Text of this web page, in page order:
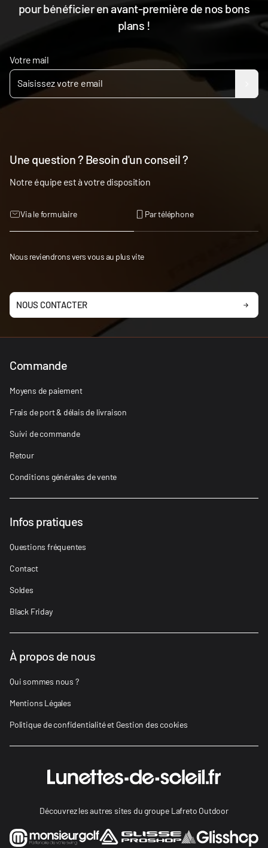
pour bénéficier en avant-première de nos bons
plans !
Votre mail
Une question ? Besoin d'un conseil ?
Notre équipe est à votre disposition
Via le formulaire Par téléphone
Nous reviendrons vers vous au plus vite
NOUS CONTACTER
Commande
Moyens de paiement
Frais de port & délais de livraison
Suivi de commande
Retour
Conditions générales de vente
Infos pratiques
Questions fréquentes
Contact
Soldes
Black Friday
À propos de nous
Qui sommes nous ?
Mentions Légales
Politique de confidentialité et Gestion des cookies
Découvrez les autres sites du groupe Lafreto Outdoor